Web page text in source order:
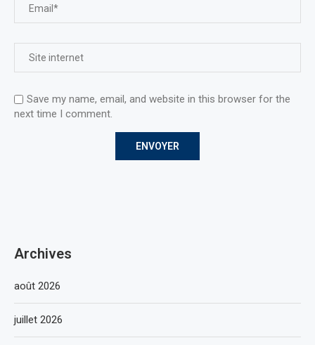
Save my name, email, and website in this browser for the
next time I comment.
Archives
août 2026
juillet 2026